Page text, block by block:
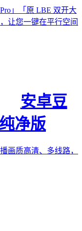
」「原 LBE 双开大
让您一键在平行空间
安卓豆
净版
画质高清、多线路，